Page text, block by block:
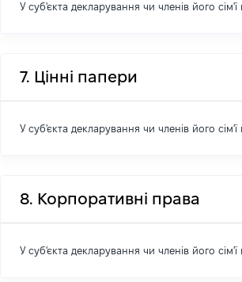
У суб'єкта декларування чи членів його
7. Цінні папери
У суб'єкта декларування чи членів його
8. Корпоративні права
У суб'єкта декларування чи членів його